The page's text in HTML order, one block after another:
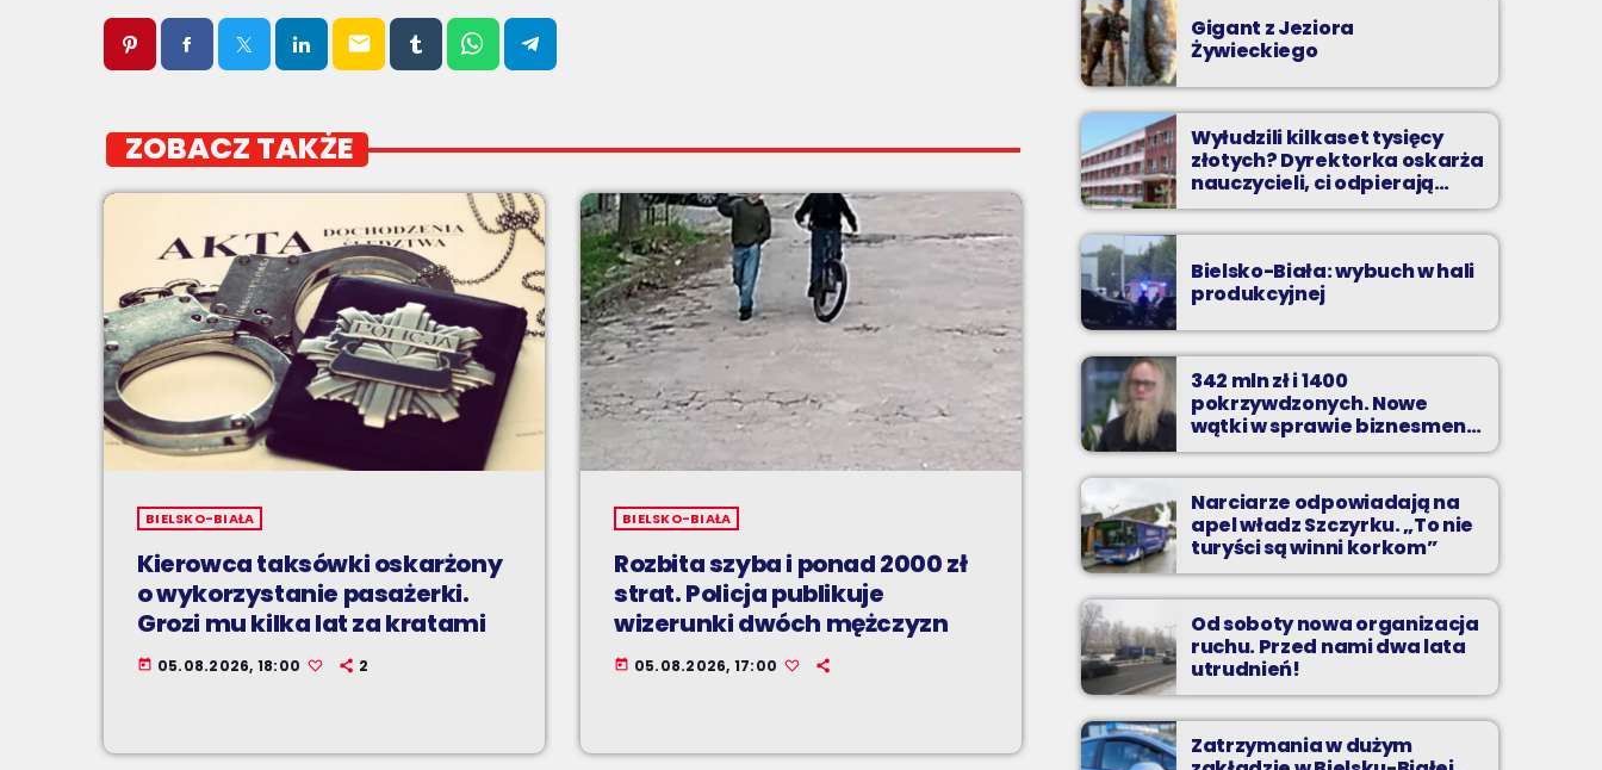
email
ZOBACZ TAKŻE
BIELSKO-BIAŁA
Kierowca taksówki oskarżony
o wykorzystanie pasażerki.
Grozi mu kilka lat za kratami
today 05.08.2026, 18:00 2
BIELSKO-BIAŁA
Rozbita szyba i ponad 2000 zł
strat. Policja publikuje
wizerunki dwóch mężczyzn
today 05.08.2026, 17:00
Gigant z Jeziora
Żywieckiego
Wyłudzili kilkaset tysięcy
złotych? Dyrektorka oskarża
nauczycieli, ci odpierają
zarzuty
Bielsko-Biała: wybuch w hali
produkcyjnej
342 mln zł i 1400
pokrzywdzonych. Nowe
wątki w sprawie biznesmena
z Bielska-Białej
Narciarze odpowiadają na
apel władz Szczyrku. „To nie
turyści są winni korkom”
Od soboty nowa organizacja
ruchu. Przed nami dwa lata
utrudnień!
Zatrzymania w dużym